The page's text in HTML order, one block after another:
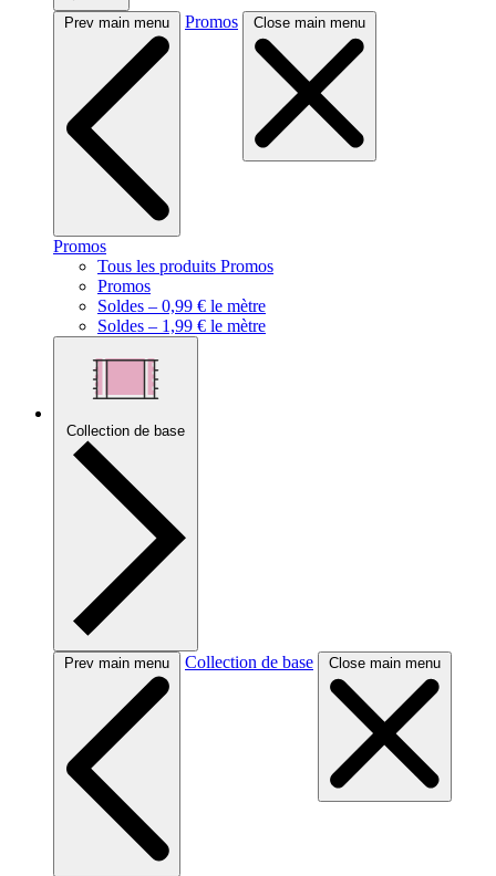
Prev main menu Promos Close main menu
Promos
Tous les produits Promos
Promos
Soldes – 0,99 € le mètre
Soldes – 1,99 € le mètre
Collection de base
Prev main menu Collection de base Close main menu